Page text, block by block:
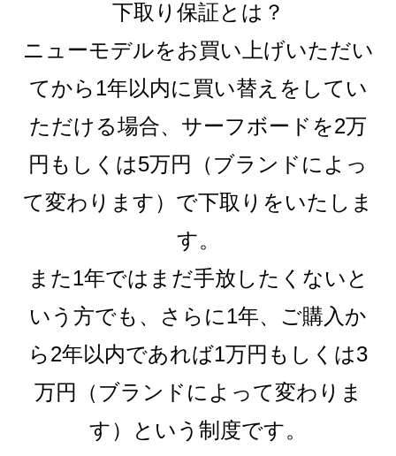
下取り保証とは？
ニューモデルをお買い上げいただい
てから1年以内に買い替えをしてい
ただける場合、サーフボードを2万
円もしくは5万円（ブランドによっ
て変わります）で下取りをいたしま
す。
また1年ではまだ手放したくないと
いう方でも、さらに1年、ご購入か
ら2年以内であれば1万円もしくは3
万円（ブランドによって変わりま
す）という制度です。